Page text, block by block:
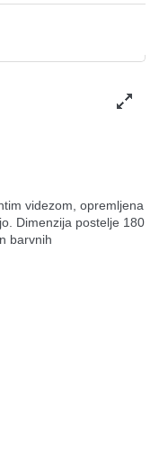
videzom, opremljena
Dimenzija postelje 180
barvnih